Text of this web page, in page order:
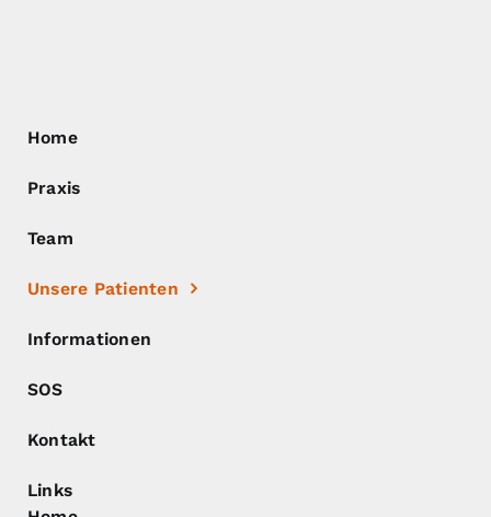
Home
Praxis
Team
Unsere Patienten
Informationen
SOS
Kontakt
Links